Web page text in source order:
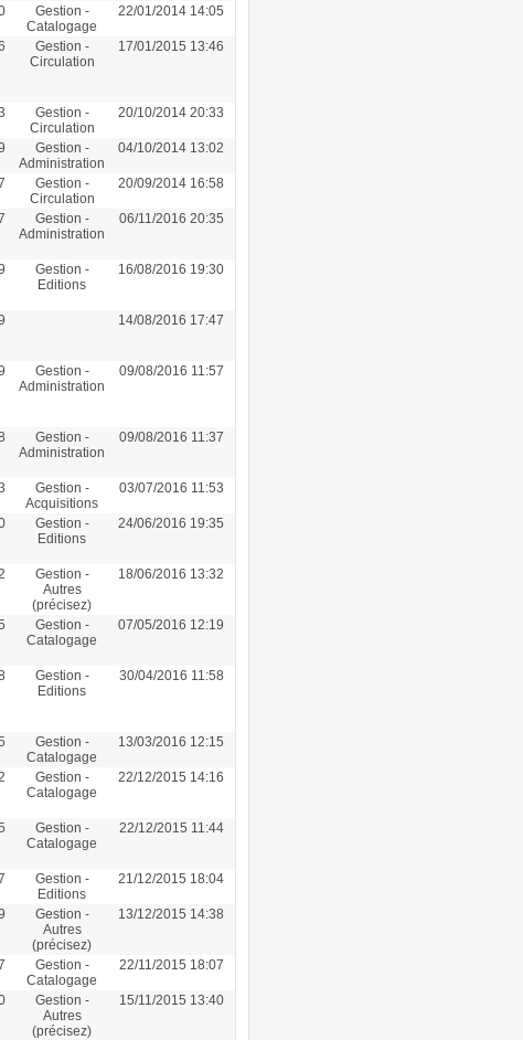
Gestion -
Catalogage
22/01/2014 14:05
Gestion -
Circulation
17/01/2015 13:46
Gestion -
Circulation
20/10/2014 20:33
Gestion -
Administration
04/10/2014 13:02
Gestion -
Circulation
20/09/2014 16:58
Gestion -
Administration
06/11/2016 20:35
Gestion -
Editions
16/08/2016 19:30
14/08/2016 17:47
Gestion -
Administration
09/08/2016 11:57
Gestion -
Administration
09/08/2016 11:37
Gestion -
Acquisitions
03/07/2016 11:53
Gestion -
Editions
24/06/2016 19:35
Gestion -
Autres
(précisez)
18/06/2016 13:32
Gestion -
Catalogage
07/05/2016 12:19
Gestion -
Editions
30/04/2016 11:58
Gestion -
Catalogage
13/03/2016 12:15
Gestion -
Catalogage
22/12/2015 14:16
Gestion -
Catalogage
22/12/2015 11:44
Gestion -
Editions
21/12/2015 18:04
Gestion -
Autres
(précisez)
13/12/2015 14:38
Gestion -
Catalogage
22/11/2015 18:07
Gestion -
Autres
(précisez)
15/11/2015 13:40